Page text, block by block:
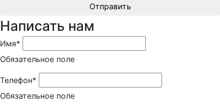
Отправить
Написать нам
Имя*
Обязательное поле
Телефон*
Обязательное поле